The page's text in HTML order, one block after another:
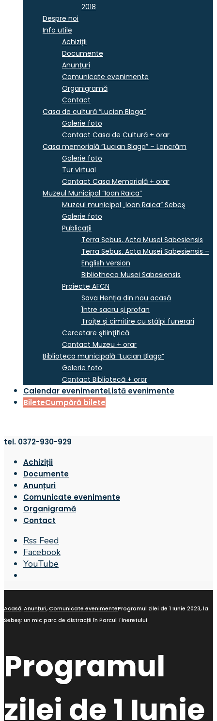
2018
Despre noi
Info utile
Achiziții
Documente
Anunțuri
Comunicate evenimente
Organigramă
Contact
Casa de cultură “Lucian Blaga”
Galerie foto
Contact Casa de Cultură + orar
Casa memorială “Lucian Blaga” – Lancrăm
Galerie foto
Tur virtual
Contact Casa Memorială + orar
Muzeul Municipal “Ioan Raica”
Muzeul municipal „Ioan Raica” Sebeş
Galerie foto
Publicații
Terra Sebus. Acta Musei Sabesiensis
Terra Sebus. Acta Musei Sabesiensis –
English version
Bibliotheca Musei Sabesiensis
Proiecte AFCN
Sava Henția din nou acasă
Între sacru și profan
Troițe și cimitire cu stâlpi funerari
Cercetare ştiinţifică
Contact Muzeu + orar
Biblioteca municipală “Lucian Blaga”
Galerie foto
Contact Bibliotecă + orar
Calendar evenimenteListă evenimente
BileteCumpără bilete
tel. 0372-930-929
Achiziții
Documente
Anunțuri
Comunicate evenimente
Organigramă
Contact
Rss Feed
Facebook
YouTube
Search
Acasă Anunțuri,Comunicate evenimenteProgramul zilei de 1 Iunie 2023, la
Sebeş: un mic parc de distracții în Parcul Tineretului
Programul
zilei de 1 Iunie